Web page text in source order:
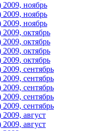
ноябрь
ноябрь
ноябрь
октябрь
октябрь
октябрь
октябрь
сентябрь
сентябрь
сентябрь
сентябрь
сентябрь
август
август